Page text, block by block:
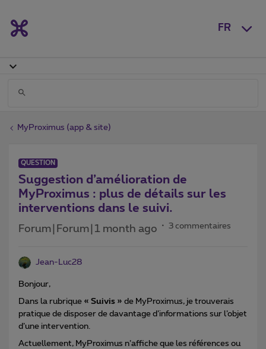
FR
MyProximus (app & site)
QUESTION
Suggestion d’amélioration de
MyProximus : plus de détails sur les
interventions dans le suivi.
Forum|Forum|1 month ago 3 commentaires
Jean-Luc28
Bonjour,
Dans la rubrique « Suivis » de MyProximus, je trouverais
pratique de disposer de davantage d’informations sur l’objet
d’une intervention.
Actuellement, MyProximus n’affiche que les références ou